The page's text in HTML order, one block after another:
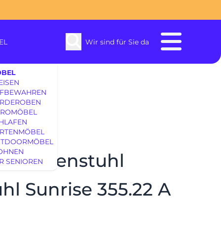
SENIOREN
Wir sind für Sie da
Gartenstuhl
Sunrise 355.22 A